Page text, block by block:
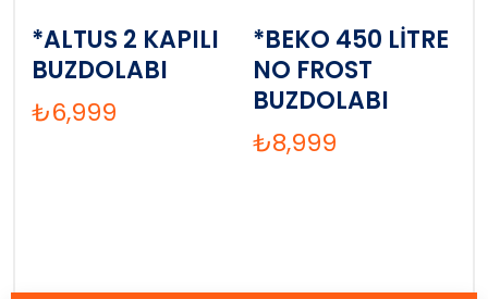
*ALTUS 2 KAPILI
BUZDOLABI
₺6,999
*BEKO 450 LİTRE
NO FROST
BUZDOLABI
₺8,999